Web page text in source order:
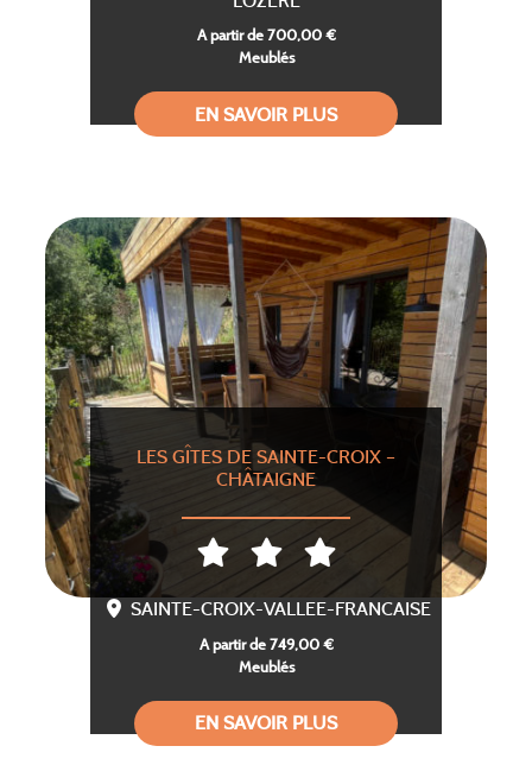
A partir de 700,00 €
Meublés
EN SAVOIR PLUS
LES GÎTES DE SAINTE-CROIX –
CHÂTAIGNE
SAINTE-CROIX-VALLEE-FRANCAISE
A partir de 749,00 €
Meublés
EN SAVOIR PLUS